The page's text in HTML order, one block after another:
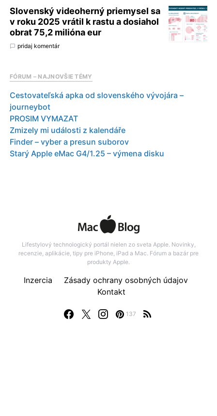
Slovenský videoherný priemysel sa
v roku 2025 vrátil k rastu a dosiahol
obrat 75,2 milióna eur
pridaj komentár
FÓRUM – NAJNOVŠIE TÉMY
Cestovateľská apka od slovenského vývojára –
journeybot
PROSIM VYMAZAT
Zmizely mi události z kalendáře
Finder – vyber a presun suborov
Starý Apple eMac G4/1.25 – výmena disku
Lifestylový technologický portál nielen zo sveta Apple. Novinky,
recenzie, aplikácie, tipy pre iPhone, iPad a Mac. Fórum a bazár pre
produkty Apple.
137
Inzercia
Zásady ochrany osobných údajov
Kontakt